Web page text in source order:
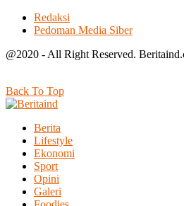
Redaksi
Pedoman Media Siber
@2020 - All Right Reserved.
Back To Top
Berita
Lifestyle
Ekonomi
Sport
Opini
Galeri